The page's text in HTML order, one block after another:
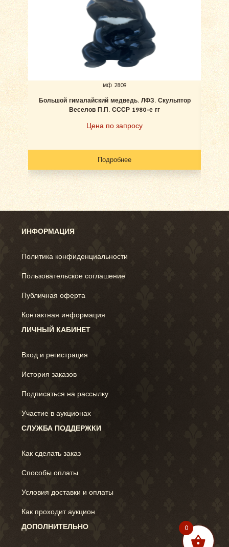
мф 2809
Большой гималайский медведь. ЛФЗ. Скульптор
Веселов П.П. СССР 1980-е гг
Цена по запросу
Подробнее
ИНФОРМАЦИЯ
Политика конфиденциальности
Пользовательское соглашение
Публичная оферта
Контактная информация
ЛИЧНЫЙ КАБИНЕТ
Вход и регистрация
История заказов
Подписаться на рассылку
Участие в аукционах
СЛУЖБА ПОДДЕРЖКИ
Как сделать заказ
Способы оплаты
Условия доставки и оплаты
Как проходит аукцион
ДОПОЛНИТЕЛЬНО
0